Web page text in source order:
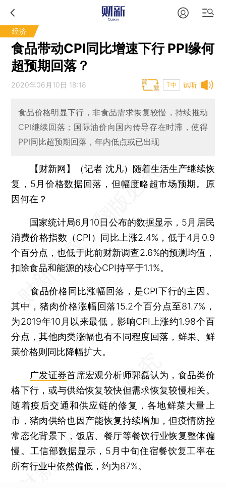
经济
食品带动CPI同比增速下行 PPI缘何
超预期回落？
试听
2020年06月10日 18:18 T中
食品价格明显下行，非食品需求恢复较慢，持续推动
CPI继续回落；国际油价向国内传导存在时滞，使得
PPI同比超预期回落，年内低点或已出现
【财新网】（记者 沈凡） 随着生活生产继续恢
复，5月价格数据回落，但幅度略超市场预期。原
因何在？
国家统计局6月10日公布的数据显示，5月居民
消费价格指数（CPI）同比上涨2.4%，低于4月0.9
个百分点，也低于此前财新调查2.6%的预测均值，
扣除食品和能源的核心CPI持平于1.1%。
食品价格同比涨幅回落，是CPI下行的主因。
其中，猪肉价格涨幅回落15.2个百分点至81.7%，
为2019年10月以来最低，影响CPI上涨约1.98个百
分点，其他肉类涨幅也有不同程度回落，鲜果、鲜
菜价格则同比降幅扩大。
广发证券首席宏观分析师郭磊认为，食品类价
格下行，或与供给恢复较快但需求恢复较慢相关。
随着疫后交通和供应链的修复，各地鲜菜大量上
市，猪肉供给也因产能恢复持续增加，但疫情防控
常态化背景下，饭店、餐厅等餐饮行业恢复整体偏
慢。工信部数据显示，5月中旬住宿餐饮复工率在
所有行业中依然偏低，约为87%。